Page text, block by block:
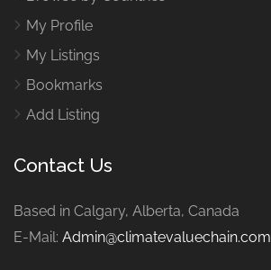
My Profile
My Listings
Bookmarks
Add Listing
Contact Us
Based in Calgary, Alberta, Canada
E-Mail: Admin@climatevaluechain.com